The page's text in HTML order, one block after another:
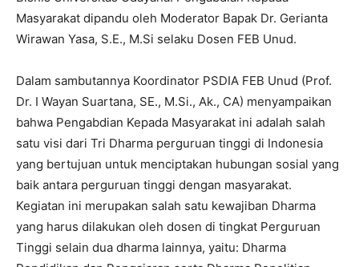
Masyarakat dipandu oleh Moderator Bapak Dr. Gerianta
Wirawan Yasa, S.E., M.Si selaku Dosen FEB Unud.
Dalam sambutannya Koordinator PSDIA FEB Unud (Prof.
Dr. I Wayan Suartana, SE., M.Si., Ak., CA) menyampaikan
bahwa Pengabdian Kepada Masyarakat ini adalah salah
satu visi dari Tri Dharma perguruan tinggi di Indonesia
yang bertujuan untuk menciptakan hubungan sosial yang
baik antara perguruan tinggi dengan masyarakat.
Kegiatan ini merupakan salah satu kewajiban Dharma
yang harus dilakukan oleh dosen di tingkat Perguruan
Tinggi selain dua dharma lainnya, yaitu: Dharma